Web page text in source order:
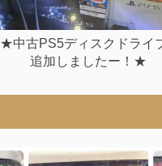
★中古PS5ディスクドライ
追加しましたー！★